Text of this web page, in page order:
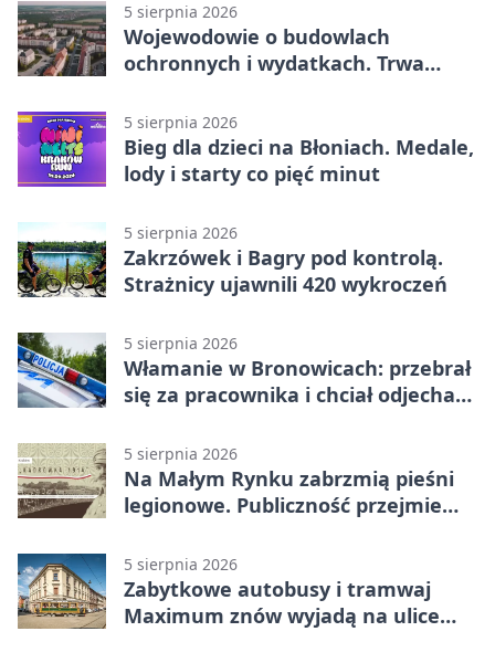
5 sierpnia 2026
Wojewodowie o budowlach
ochronnych i wydatkach. Trwa
5 sierpnia 2026
Bieg dla dzieci na Błoniach. Medale,
lody i starty co pięć minut
5 sierpnia 2026
Zakrzówek i Bagry pod kontrolą.
Strażnicy ujawnili 420 wykroczeń
5 sierpnia 2026
Włamanie w Bronowicach: przebrał
się za pracownika i chciał odjechać
5 sierpnia 2026
Na Małym Rynku zabrzmią pieśni
legionowe. Publiczność przejmie
5 sierpnia 2026
Zabytkowe autobusy i tramwaj
Maximum znów wyjadą na ulice